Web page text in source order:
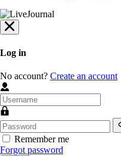
Log in
No account? Create an account
Remember me
Forgot password